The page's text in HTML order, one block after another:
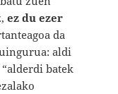
ez du ezer
da
aldi
batek